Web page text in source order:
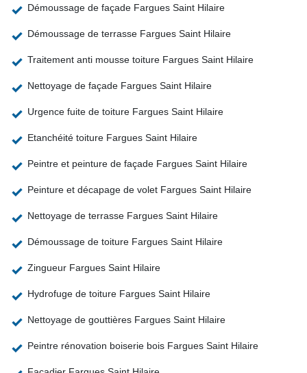
Démoussage de façade Fargues Saint Hilaire
Démoussage de terrasse Fargues Saint Hilaire
Traitement anti mousse toiture Fargues Saint Hilaire
Nettoyage de façade Fargues Saint Hilaire
Urgence fuite de toiture Fargues Saint Hilaire
Etanchéité toiture Fargues Saint Hilaire
Peintre et peinture de façade Fargues Saint Hilaire
Peinture et décapage de volet Fargues Saint Hilaire
Nettoyage de terrasse Fargues Saint Hilaire
Démoussage de toiture Fargues Saint Hilaire
Zingueur Fargues Saint Hilaire
Hydrofuge de toiture Fargues Saint Hilaire
Nettoyage de gouttières Fargues Saint Hilaire
Peintre rénovation boiserie bois Fargues Saint Hilaire